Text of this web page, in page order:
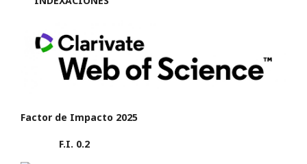
Factor de Impacto 2025
F.I. 0.2